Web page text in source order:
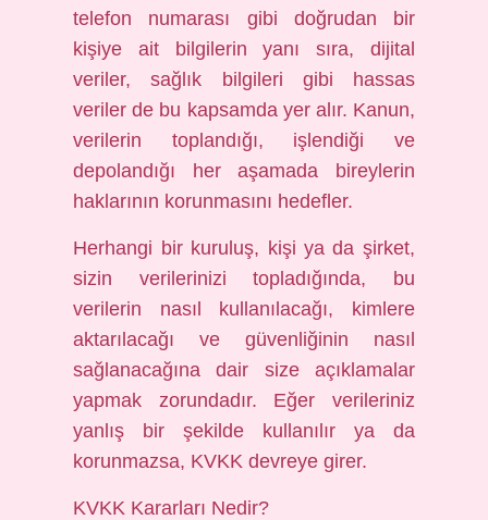
telefon numarası gibi doğrudan bir
kişiye ait bilgilerin yanı sıra, dijital
veriler, sağlık bilgileri gibi hassas
veriler de bu kapsamda yer alır. Kanun,
verilerin toplandığı, işlendiği ve
depolandığı her aşamada bireylerin
haklarının korunmasını hedefler.
Herhangi bir kuruluş, kişi ya da şirket,
sizin verilerinizi topladığında, bu
verilerin nasıl kullanılacağı, kimlere
aktarılacağı ve güvenliğinin nasıl
sağlanacağına dair size açıklamalar
yapmak zorundadır. Eğer verileriniz
yanlış bir şekilde kullanılır ya da
korunmazsa, KVKK devreye girer.
KVKK Kararları Nedir?